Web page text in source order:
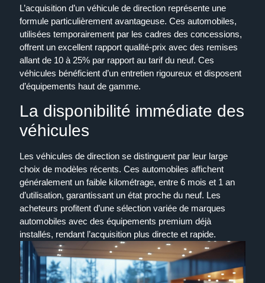
L’acquisition d’un véhicule de direction représente une
formule particulièrement avantageuse. Ces automobiles,
utilisées temporairement par les cadres des concessions,
offrent un excellent rapport qualité-prix avec des remises
allant de 10 à 25% par rapport au tarif du neuf. Ces
véhicules bénéficient d’un entretien rigoureux et disposent
d’équipements haut de gamme.
La disponibilité immédiate des
véhicules
Les véhicules de direction se distinguent par leur large
choix de modèles récents. Ces automobiles affichent
généralement un faible kilométrage, entre 6 mois et 1 an
d’utilisation, garantissant un état proche du neuf. Les
acheteurs profitent d’une sélection variée de marques
automobiles avec des équipements premium déjà
installés, rendant l’acquisition plus directe et rapide.